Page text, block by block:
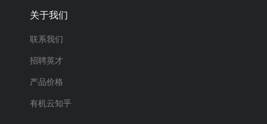
关于我们
联系我们
招聘英才
产品价格
有机云知乎